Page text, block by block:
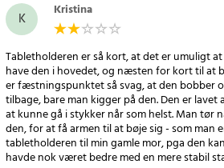
K Kristina
Tabletholderen er så kort, at det er umuligt
have den i hovedet, og næsten for kort til at
er fæstningspunktet så svag, at den bobber
tilbage, bare man kigger på den. Den er
at kunne gå i stykker når som helst. Man tør
den, for at få armen til at bøje sig - som man
tabletholderen til min gamle mor, pga den
havde nok været bedre med en mere stabil